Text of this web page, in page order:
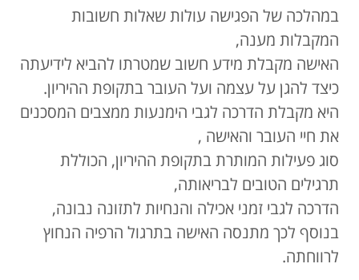
במהלכה של הפגישה עולות שאלות חשובות
המקבלות מענה,
האישה מקבלת מידע חשוב שמטרתו להביא לידיעתה
כיצד להגן על עצמה ועל העובר בתקופת ההיריון.
היא מקבלת הדרכה לגבי הימנעות ממצבים המסכנים
את חיי העובר והאישה ,
סוג פעילות המותרת בתקופת ההיריון, הכוללת
תרגילים הטובים לבריאותה,
הדרכה לגבי זמני אכילה והנחיות לתזונה נבונה,
בנוסף לכך מתנסה האישה בתרגול הרפיה הנחוץ
לרווחתה.